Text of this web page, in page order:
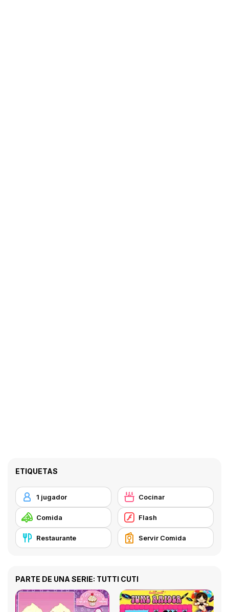
ETIQUETAS
1 jugador Cocinar
Comida Flash
Restaurante Servir Comida
PARTE DE UNA SERIE: TUTTI CUTI